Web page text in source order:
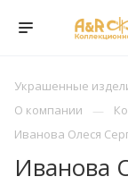
Украшенные
О компании
Иванова Олеся
Иванова